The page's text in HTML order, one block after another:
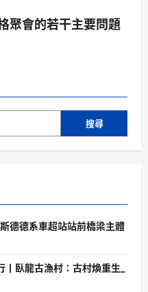
聚會的若干主要問題
搜尋
德德系車超站站前橋梁主體
臥龍古漁村：古村煥重生_